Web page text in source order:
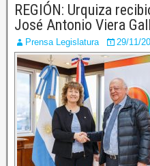
REGIÓN: Urquiza
José Antonio Viera
Prensa Legislatura 29/11/